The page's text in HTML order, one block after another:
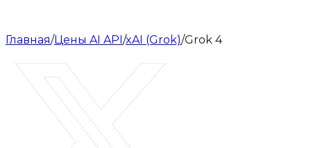
Главная/Цены AI API/xAI (Grok)/Grok 4